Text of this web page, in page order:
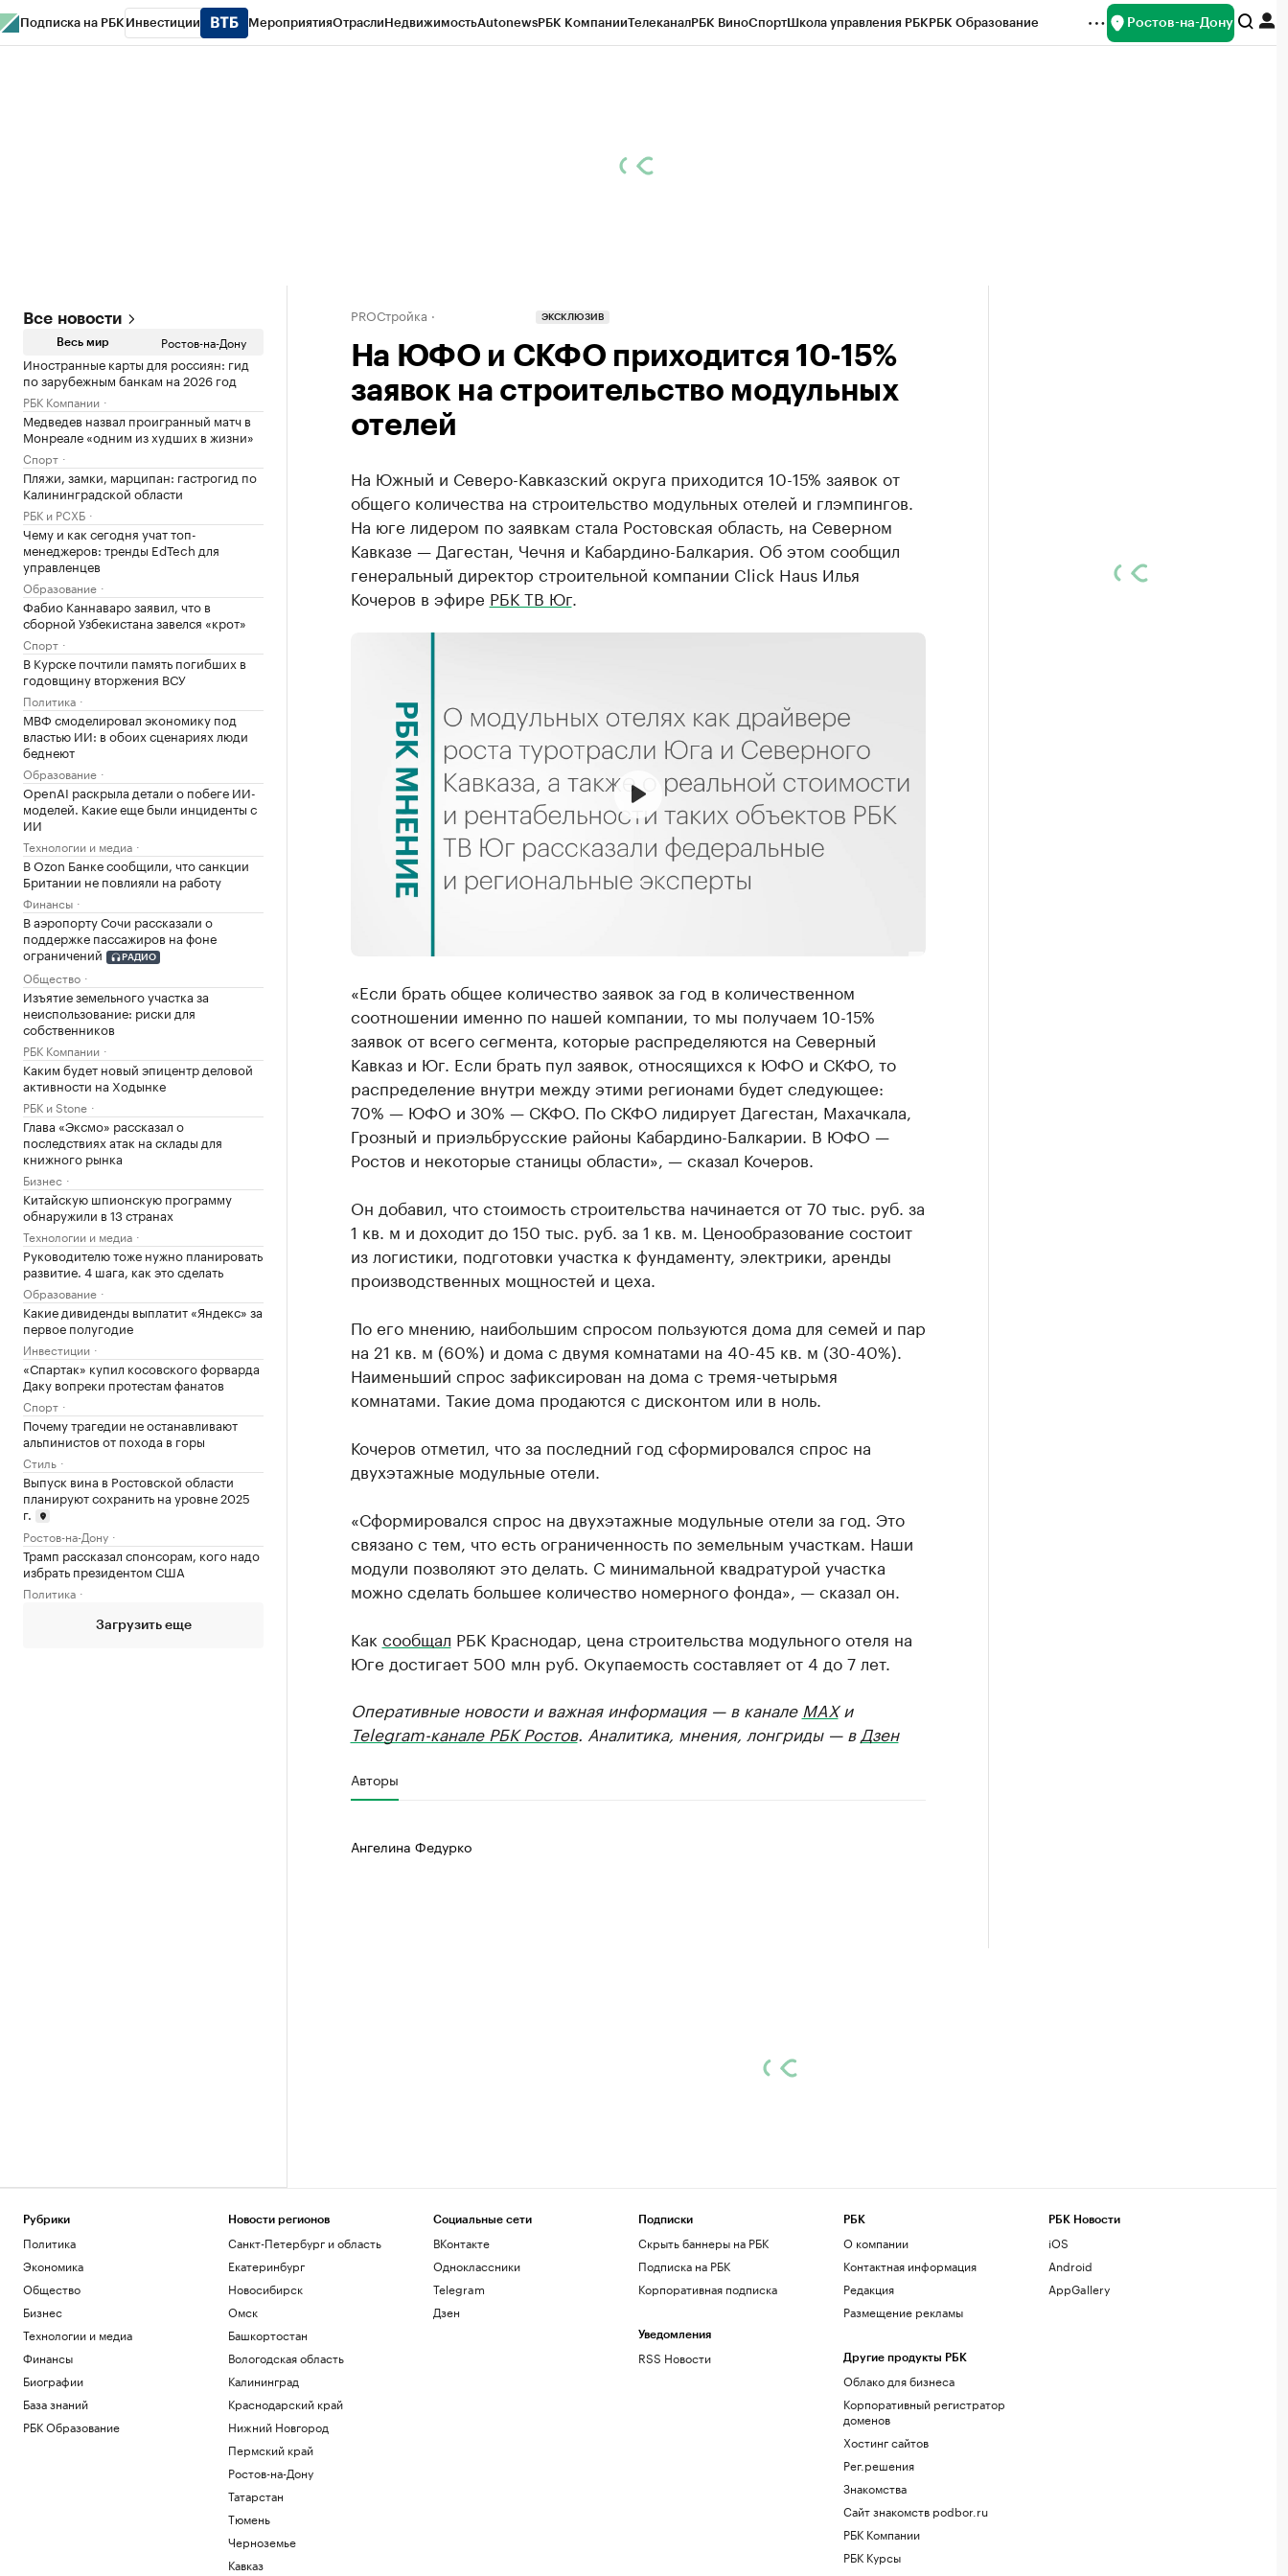
Подписка на РБК Инвестиции МероприятияОтраслиНедвижимостьAutonewsРБК КомпанииТелеканалРБК ВиноСпортШкола управления РБКРБК Образование Ростов-на-Дону
Все новости
Весь мир Ростов-на-Дону
Иностранные карты для россиян: гид
по зарубежным банкам на 2026 год
РБК Компании
Медведев назвал проигранный матч в
Монреале «одним из худших в жизни»
Спорт
Пляжи, замки, марципан: гастрогид по
Калининградской области
РБК и РСХБ
Чему и как сегодня учат топ-
менеджеров: тренды EdTech для
управленцев
Образование
Фабио Каннаваро заявил, что в
сборной Узбекистана завелся «крот»
Спорт
В Курске почтили память погибших в
годовщину вторжения ВСУ
Политика
МВФ смоделировал экономику под
властью ИИ: в обоих сценариях люди
беднеют
Образование
OpenAI раскрыла детали о побеге ИИ-
моделей. Какие еще были инциденты с
ИИ
Технологии и медиа
В Ozon Банке сообщили, что санкции
Британии не повлияли на работу
Финансы
В аэропорту Сочи рассказали о
поддержке пассажиров на фоне
ограничений
РАДИО
Общество
Изъятие земельного участка за
неиспользование: риски для
собственников
РБК Компании
Каким будет новый эпицентр деловой
активности на Ходынке
РБК и Stone
Глава «Эксмо» рассказал о
последствиях атак на склады для
книжного рынка
Бизнес
Китайскую шпионскую программу
обнаружили в 13 странах
Технологии и медиа
Руководителю тоже нужно планировать
развитие. 4 шага, как это сделать
Образование
Какие дивиденды выплатит «Яндекс» за
первое полугодие
Инвестиции
«Спартак» купил косовского форварда
Даку вопреки протестам фанатов
Спорт
Почему трагедии не останавливают
альпинистов от похода в горы
Стиль
Выпуск вина в Ростовской области
планируют сохранить на уровне 2025
г.
Ростов-на-Дону
Трамп рассказал спонсорам, кого надо
избрать президентом США
Политика
Загрузить еще
PROСтройка ЭКСКЛЮЗИВ
На ЮФО и СКФО приходится 10-15%
заявок на строительство модульных
отелей
На Южный и Северо-Кавказский округа приходится 10-15% заявок от
общего количества на строительство модульных отелей и глэмпингов.
На юге лидером по заявкам стала Ростовская область, на Северном
Кавказе — Дагестан, Чечня и Кабардино-Балкария. Об этом сообщил
генеральный директор строительной компании Click Haus Илья
Кочеров в эфире РБК ТВ Юг.
«Если брать общее количество заявок за год в количественном
соотношении именно по нашей компании, то мы получаем 10-15%
заявок от всего сегмента, которые распределяются на Северный
Кавказ и Юг. Если брать пул заявок, относящихся к ЮФО и СКФО, то
распределение внутри между этими регионами будет следующее:
70% — ЮФО и 30% — СКФО. По СКФО лидирует Дагестан, Махачкала,
Грозный и приэльбрусские районы Кабардино-Балкарии. В ЮФО —
Ростов и некоторые станицы области», — сказал Кочеров.
Он добавил, что стоимость строительства начинается от 70 тыс. руб. за
1 кв. м и доходит до 150 тыс. руб. за 1 кв. м. Ценообразование состоит
из логистики, подготовки участка к фундаменту, электрики, аренды
производственных мощностей и цеха.
По его мнению, наибольшим спросом пользуются дома для семей и пар
на 21 кв. м (60%) и дома с двумя комнатами на 40-45 кв. м (30-40%).
Наименьший спрос зафиксирован на дома с тремя-четырьмя
комнатами. Такие дома продаются с дисконтом или в ноль.
Кочеров отметил, что за последний год сформировался спрос на
двухэтажные модульные отели.
«Сформировался спрос на двухэтажные модульные отели за год. Это
связано с тем, что есть ограниченность по земельным участкам. Наши
модули позволяют это делать. С минимальной квадратурой участка
можно сделать большее количество номерного фонда», — сказал он.
Как сообщал РБК Краснодар, цена строительства модульного отеля на
Юге достигает 500 млн руб. Окупаемость составляет от 4 до 7 лет.
Оперативные новости и важная информация — в канале MAXи
Telegram-канале РБК Ростов. Аналитика, мнения, лонгриды — в Дзен
Авторы
Ангелина Федурко
Рубрики
Политика
Экономика
Общество
Бизнес
Технологии и медиа
Финансы
Биографии
База знаний
РБК Образование
Новости регионов
Санкт-Петербург и область
Екатеринбург
Новосибирск
Омск
Башкортостан
Вологодская область
Калининград
Краснодарский край
Нижний Новгород
Пермский край
Ростов-на-Дону
Татарстан
Тюмень
Черноземье
Кавказ
Социальные сети
ВКонтакте
Одноклассники
Telegram
Дзен
Подписки
Скрыть баннеры на РБК
Подписка на РБК
Корпоративная подписка
Уведомления
RSS Новости
РБК
О компании
Контактная информация
Редакция
Размещение рекламы
Другие продукты РБК
Облако для бизнеса
Корпоративный регистратор
доменов
Хостинг сайтов
Рег.решения
Знакомства
Сайт знакомств podbor.ru
РБК Компании
РБК Курсы
РБК Новости
iOS
Android
AppGallery